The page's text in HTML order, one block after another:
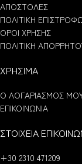
ΑΠΟΣΤΟΛΕΣ
ΠΟΛΙΤΙΚΗ
ΟΡΟΙ ΧΡΗΣΗΣ
ΠΟΛΙΤΙΚΗ
ΧΡΗΣΙΜΑ
Ο ΛΟΓΑΡΙΑΣΜΟΣ
ΕΠΙΚΟΙΝΩΝΙΑ
ΣΤΟΙΧΕΙΑ
+30 2310 471209